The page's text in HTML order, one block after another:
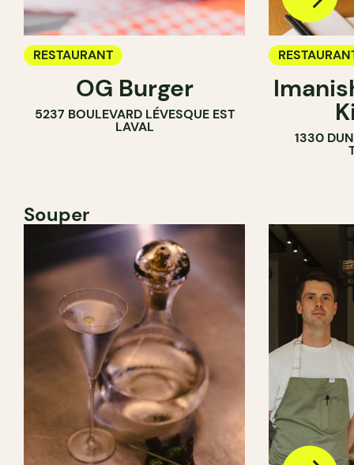
RESTAURANT
OG Burger
5237 BOULEVARD LÉVESQUE EST
LAVAL
1330
Souper